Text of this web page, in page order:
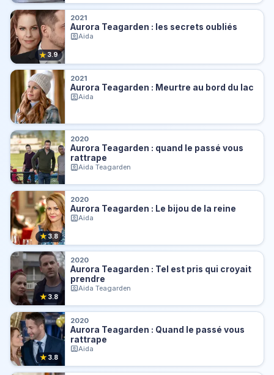
★3.9
2021
Aurora Teagarden : les secrets oubliés
Aida
2021
Aurora Teagarden : Meurtre au bord du lac
Aida
2020
Aurora Teagarden : quand le passé vous
rattrape
Aida Teagarden
★3.8
2020
Aurora Teagarden : Le bijou de la reine
Aida
★ 3.8
2020
Aurora Teagarden : Tel est pris qui croyait
prendre
Aida Teagarden
★ 3.8
2020
Aurora Teagarden : Quand le passé vous
rattrape
Aida